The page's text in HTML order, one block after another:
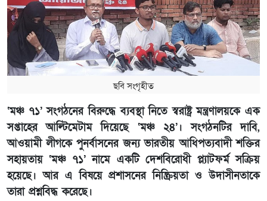
ছবি সংগৃহীত
‘মঞ্চ ৭১’ সংগঠনের বিরুদ্ধে ব্যবস্থা নিতে স্বরাষ্ট্র মন্ত্রণালয়কে এক
সপ্তাহের আল্টিমেটাম দিয়েছে ‘মঞ্চ ২৪’। সংগঠনটির দাবি,
আওয়ামী লীগকে পুনর্বাসনের জন্য ভারতীয় আধিপত্যবাদী শক্তির
সহায়তায় ‘মঞ্চ ৭১’ নামে একটি দেশবিরোধী প্ল্যাটফর্ম সক্রিয়
হয়েছে। আর এ বিষয়ে প্রশাসনের নিষ্ক্রিয়তা ও উদাসীনতাকে
তারা প্রশ্নবিদ্ধ করেছে।